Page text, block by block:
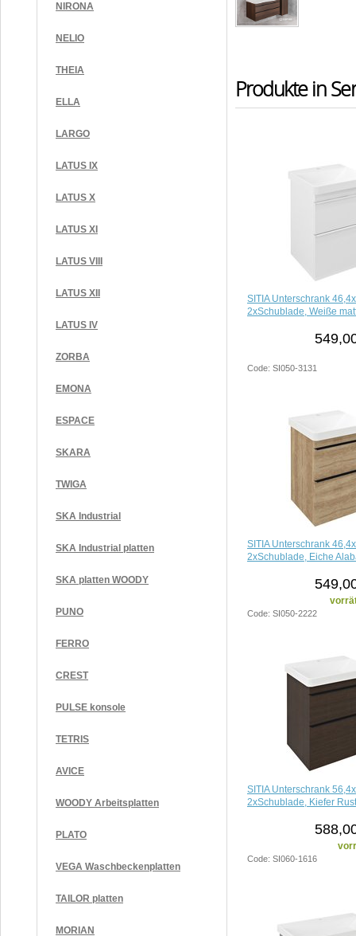
NIRONA
NELIO
THEIA
ELLA
LARGO
LATUS IX
LATUS X
LATUS XI
LATUS VIII
LATUS XII
LATUS IV
ZORBA
EMONA
ESPACE
SKARA
TWIGA
SKA Industrial
SKA Industrial platten
SKA platten WOODY
PUNO
FERRO
CREST
PULSE konsole
TETRIS
AVICE
WOODY Arbeitsplatten
PLATO
VEGA Waschbeckenplatten
TAILOR platten
MORIAN
Produkte in
SITIA Unterschrank
2xSchublade, Weiße
Code: SI050-3131
SITIA Unterschrank
2xSchublade, Eiche
Code: SI050-2222
SITIA Unterschrank
2xSchublade, Kiefer
Code: SI060-1616